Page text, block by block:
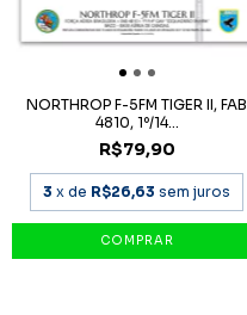
NORTHROP F-5FM TIGER II, FAB
4810, 1º/14...
R$79,90
3 x de R$26,63 sem juros